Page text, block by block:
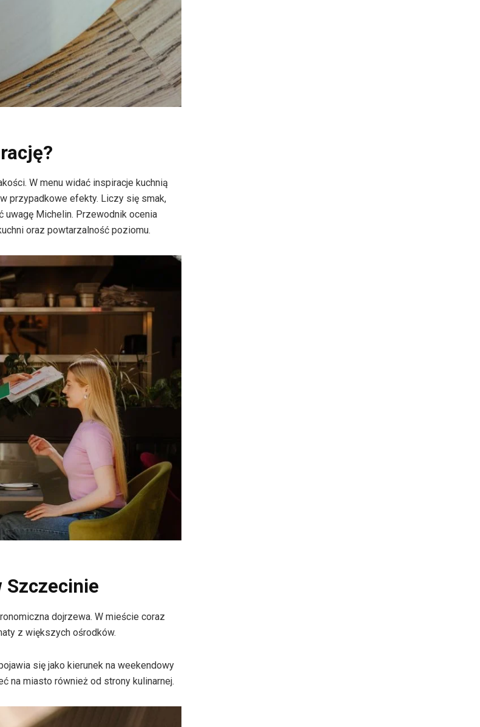
W menu widać inspiracje kuchnią
przypadkowe efekty. Liczy się smak,
uwagę Michelin. Przewodnik ocenia
oraz powtarzalność poziomu.
Szczecinie
dojrzewa. W mieście coraz
z większych ośrodków.
się jako kierunek na weekendowy
na miasto również od strony kulinarnej.